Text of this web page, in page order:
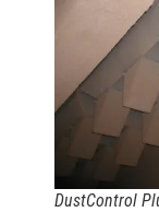
DustControl